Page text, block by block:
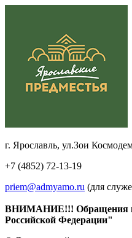
г. Ярославль, ул.Зои
+7 (4852) 72-13-19
priem@admyamo.ru (для
ВНИМАНИЕ!!! Обращения на
Российской Федерации"